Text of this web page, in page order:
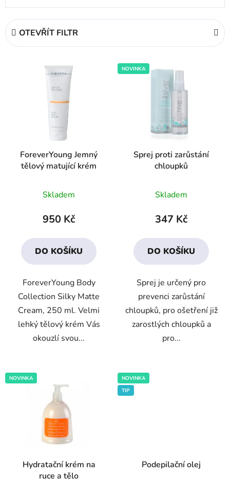
z
e
n
OTEVŘÍT FILTR
ForeverYoung Jemný
tělový matující krém
hodnocení
produktu
4,3
z
hvězdiček.
Skladem
950 Kč
DO KOŠÍKU
ForeverYoung Body
Collection Silky Matte
Cream, 250 ml. Velmi
lehký tělový krém Vás
okouzlí svou...
NOVINKA
Sprej proti zarůstání
chloupků
hodnocení
produktu
3,0
z
hvězdiček.
Skladem
347 Kč
DO KOŠÍKU
Sprej je určený pro
prevenci zarůstání
chloupků, pro ošetření již
zarostlých chloupků a
pro...
NOVINKA
Hydratační krém na
ruce a tělo
NOVINKA
TIP
Podepilační olej